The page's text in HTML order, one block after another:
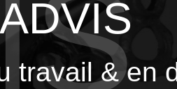
travail & en